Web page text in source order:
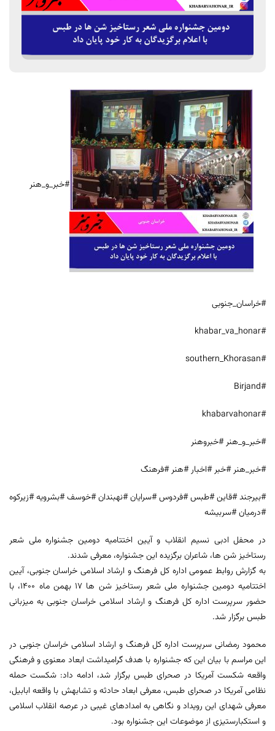
#خبر_و_هنر
#خراسان_جنوبی
#khabar_va_honar
#southern_Khorasan
#Birjand
#khabarvahonar
#خبر_و_هنر #خبروهنر
#خبر_هنر #خبر #اخبار #هنر #فرهنگ
#بیرجند #قاین #طبس #فردوس #سرایان #نهبندان #خوسف #بشرویه #زیرکوه
#درمیان #سربیشه
در محفل ادبی نسیم انقلاب و آیین اختتامیه دومین جشنواره ملی شعر
رستاخیز شن ها، شاعران برگزیده این جشنواره، معرفی شدند.
به گزارش روابط عمومی اداره کل فرهنگ و ارشاد اسلامی خراسان جنوبی، آیین
اختتامیه دومین جشنواره ملی شعر رستاخیز شن ها 17 بهمن ماه 1400، با
حضور سرپرست اداره کل فرهنگ و ارشاد اسلامی خراسان جنوبی به میزبانی
طبس برگزار شد.
محمود رمضانی سرپرست اداره کل فرهنگ و ارشاد اسلامی خراسان جنوبی در
این مراسم با بیان این که جشنواره با هدف گرامیداشت ابعاد معنوی و فرهنگی
واقعه شکست آمریکا در صحرای طبس برگزار شد، ادامه داد: شکست حمله
نظامی آمریکا در صحرای طبس، معرفی ابعاد حادثه و تشابهش با واقعه ابابیل،
معرفی شهدای این رویداد و نگاهی به امداد‌های غیبی در عرصه انقلاب اسلامی
و استکبارستیزی از موضوعات این جشنواره بود.